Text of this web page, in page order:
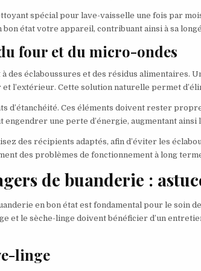
spécial pour lave-vaisselle une fois par
bon état votre appareil, contribuant ainsi à sa
four et du micro-ondes
des éclaboussures et des résidus alimentaires.
l’extérieur. Cette solution naturelle permet
d’étanchéité. Ces éléments doivent rester
engendrer une perte d’énergie, augmentant ainsi
des récipients adaptés, afin d’éviter les
des problèmes de fonctionnement à long
de buanderie :
en bon état est fondamental pour le soin
et le sèche-linge doivent bénéficier d’un
linge